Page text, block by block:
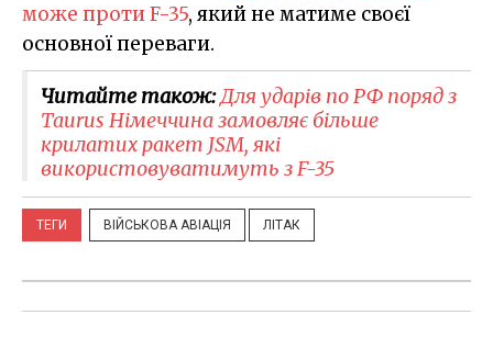
може проти F-35, який не матиме своєї
основної переваги.
Читайте також:Для ударів по РФ поряд з
Taurus Німеччина замовляє більше
крилатих ракет JSM, які
використовуватимуть з F-35
ТЕГИ ВІЙСЬКОВА АВІАЦІЯ ЛІТАК